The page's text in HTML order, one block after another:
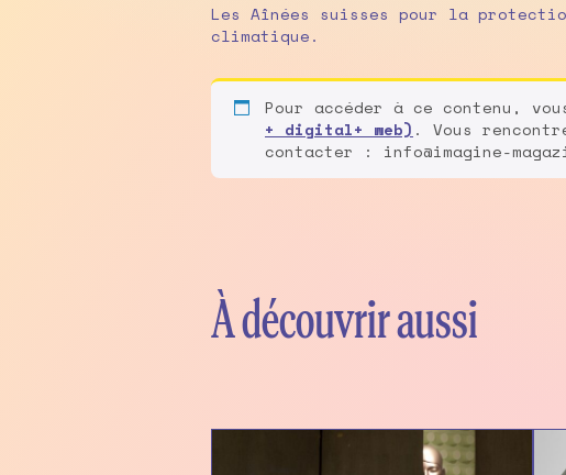
Les Aînées suisses pour la
climatique.
Pour accéder à ce contenu,
+ digital+ web) . Vous
contacter : info@imagine-
À découvrir aussi